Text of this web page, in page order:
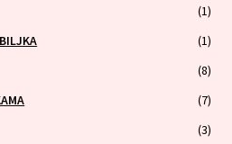
(1)
(1)
(8)
(7)
(3)